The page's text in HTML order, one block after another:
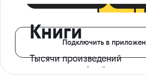
Книги
Тысячи произведений
с доступом офлайн
Подключить в